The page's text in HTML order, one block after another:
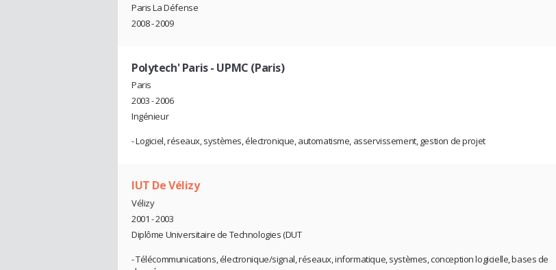
Paris La Défense
2008 - 2009
Polytech' Paris - UPMC (Paris)
Paris
2003 - 2006
Ingénieur
- Logiciel, réseaux, systèmes, électronique, automatisme, asservissement, gestion de projet
IUT De Vélizy
Vélizy
2001 - 2003
Diplôme Universitaire de Technologies (DUT
- Télécommunications, électronique/signal, réseaux, informatique, systèmes, conception logicielle, bases de